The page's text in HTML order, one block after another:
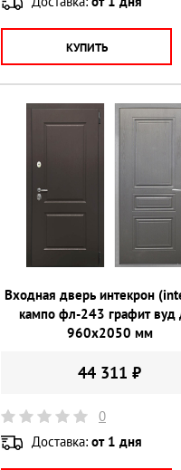
КУПИТЬ
Входная дверь интекрон
кампо фл-243 графит вуд
960х2050 мм
44 311 ₽
0
Доставка: от 1 дня